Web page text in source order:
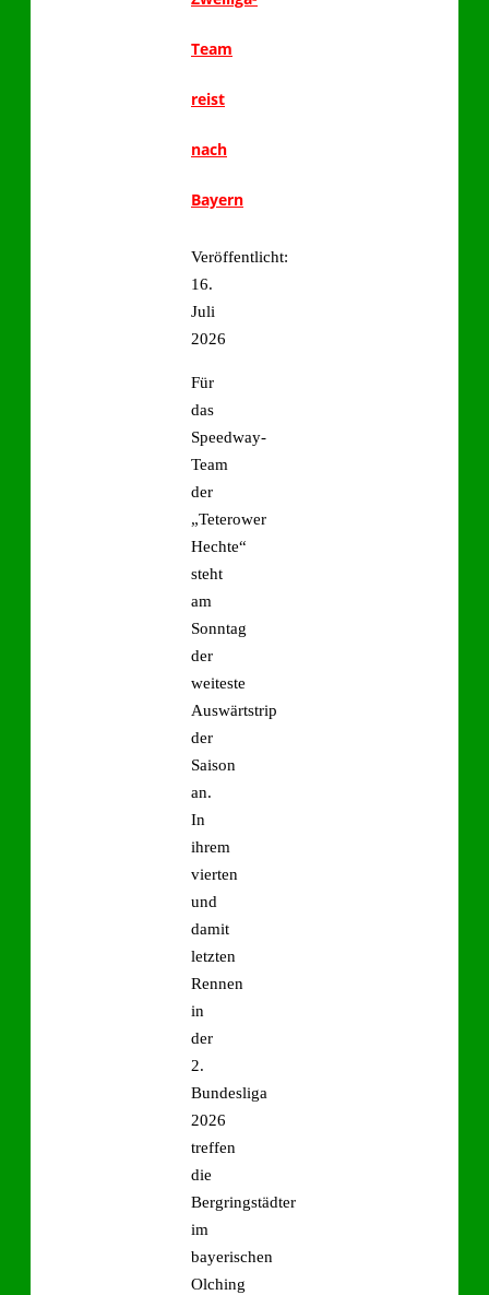
Team
reist
nach
Bayern
Veröffentlicht:
16.
Juli
2026
Für
das
Speedway-
Team
der
„Teterower
Hechte“
steht
am
Sonntag
der
weiteste
Auswärtstrip
der
Saison
an.
In
ihrem
vierten
und
damit
letzten
Rennen
in
der
2.
Bundesliga
2026
treffen
die
Bergringstädter
im
bayerischen
Olching